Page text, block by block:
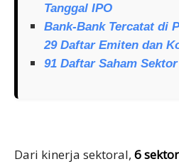
Tanggal IPO
Bank-Bank Tercatat di
29 Daftar Emiten dan
91 Daftar Saham
Dari kinerja sektoral, 6